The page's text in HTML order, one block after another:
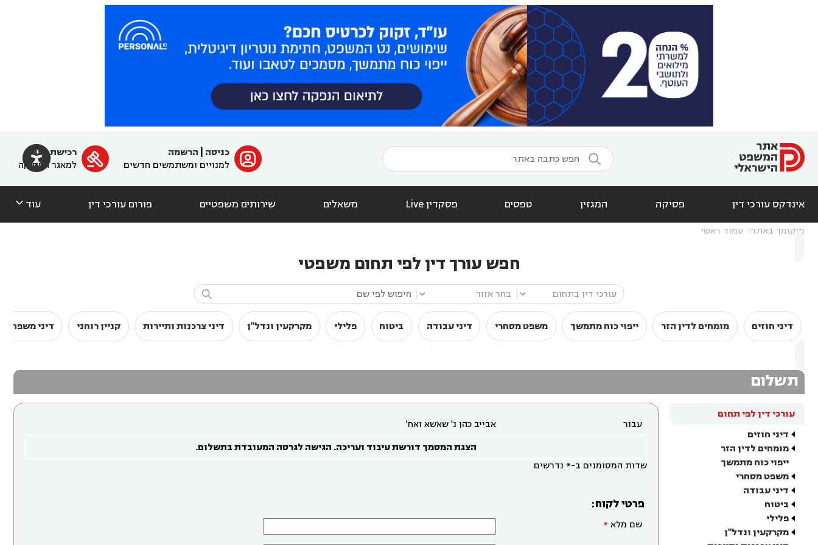
  ﱐ כניסה
הרשמה
למנויים ומשתמשים חדשים

רכישת מנוי
למאגר הפסיקה
אינדקס עורכי דין פסיקה המגזין טפסים פסקדין Live משאלים שירותים משפטיים פורום עורכי דין עוד 
מיקומך באתר: עמוד ראשי
חפש עורך דין לפי תחום משפטי

דיני חוזים מומחים לדין הזר ייפוי כוח מתמשך משפט מסחרי דיני עבודה ביטוח פלילי מקרקעין ונדל"ן דיני צרכנות ותיירות קניין רוחני דיני משפחה
תשלום
עורכי דין לפי תחום
דיני חוזים
מומחים לדין הזר
ייפוי כוח מתמשך
משפט מסחרי
דיני עבודה
ביטוח
פלילי
מקרקעין ונדל"ן
עבור
אבייב כהן נ' שאשא ואח'
הצגת המסמך דורשת עיבוד ועריכה. הגישה לגרסה המעובדת בתשלום.
שדות המסומנים ב-* נדרשים
פרטי לקוח:
שם מלא